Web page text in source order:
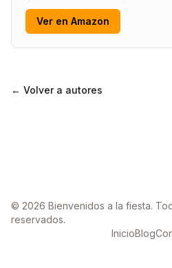
Ver en Amazon
← Volver a autores
© 2026 Bienvenidos a la fiesta.
reservados.
InicioBlog